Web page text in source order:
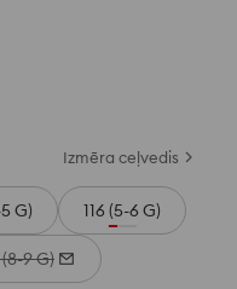
Izmēra ceļvedis
G) 116 (5-6 G)
9 G)